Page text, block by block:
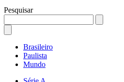
Pesquisar
Brasileiro
Paulista
Mundo